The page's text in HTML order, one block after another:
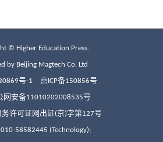
© Higher Education Press.
by Beijing Magtech Co. Ltd
号-1 京ICP备150856号
网安备11010202008535号
务许可证网出证(京)字第127号
010-58582445 (Technology);